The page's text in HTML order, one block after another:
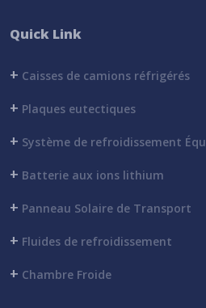
Quick Link
+ Caisses de camions réfrigérés
+ Plaques eutectiques
+ Système de refroidissement
+ Batterie aux ions lithium
+ Panneau Solaire de Transport
+ Fluides de refroidissement
+ Chambre Froide